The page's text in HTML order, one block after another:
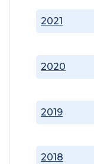
2018
2019
2020
2021